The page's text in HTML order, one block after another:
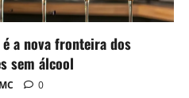
é a nova fronteira dos
sem álcool
0